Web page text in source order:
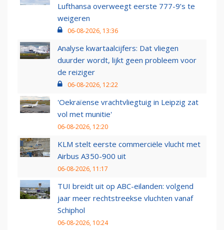
Lufthansa overweegt eerste 777-9’s te
weigeren
06-08-2026, 13:36
Analyse kwartaalcijfers: Dat vliegen
duurder wordt, lijkt geen probleem voor
de reiziger
06-08-2026, 12:22
'Oekraïense vrachtvliegtuig in Leipzig zat
vol met munitie'
06-08-2026, 12:20
KLM stelt eerste commerciële vlucht met
Airbus A350-900 uit
06-08-2026, 11:17
TUI breidt uit op ABC-eilanden: volgend
jaar meer rechtstreekse vluchten vanaf
Schiphol
06-08-2026, 10:24